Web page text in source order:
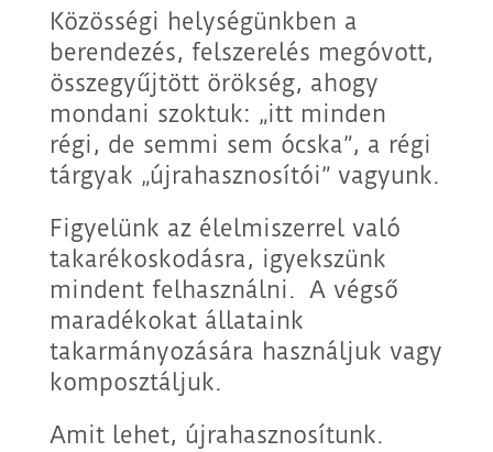
Közösségi helységünkben a
berendezés, felszerelés megóvott,
összegyűjtött örökség, ahogy
mondani szoktuk: „itt minden
régi, de semmi sem ócska”, a régi
tárgyak „újrahasznosítói” vagyunk.
Figyelünk az élelmiszerrel való
takarékoskodásra, igyekszünk
mindent felhasználni. A végső
maradékokat állataink
takarmányozására használjuk vagy
komposztáljuk.
Amit lehet, újrahasznosítunk.